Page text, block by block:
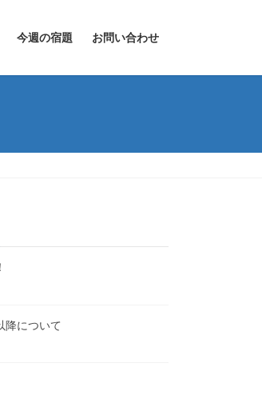
今週の宿題 お問い合わせ
降について